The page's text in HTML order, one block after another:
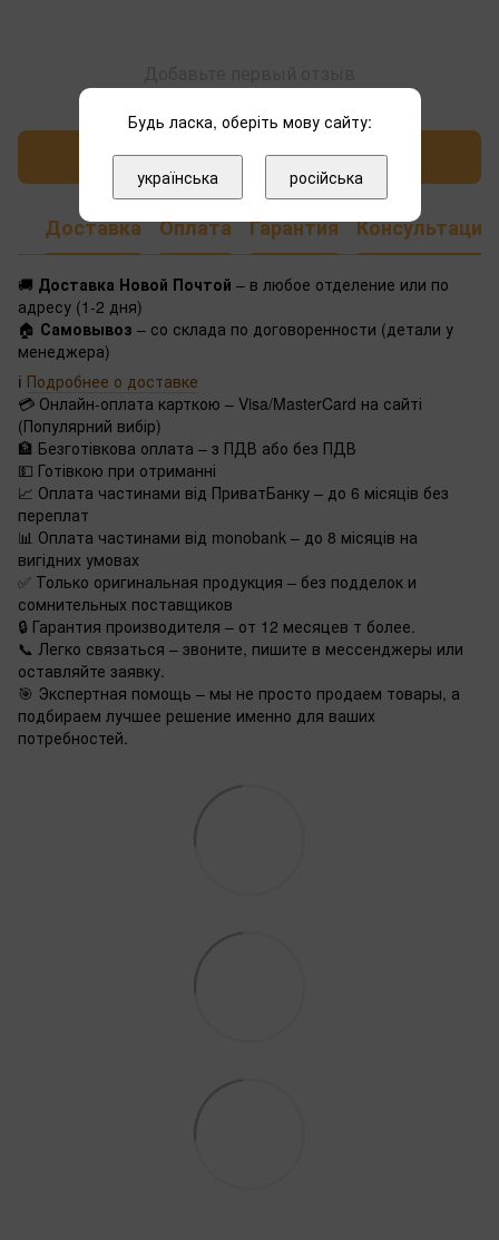
Написать отзыв
Доставка Оплата Гарантия Консультация
🚚 Доставка Новой Почтой – в любое отделение или по
адресу (1-2 дня)
🏠 Самовывоз – со склада по договоренности (детали у
менеджера)
ℹ️ Подробнее о доставке
💳 Онлайн-оплата карткою – Visa/MasterCard на сайті
(Популярний вибір)
🏦 Безготівкова оплата – з ПДВ або без ПДВ
💵 Готівкою при отриманні
📈 Оплата частинами від ПриватБанку – до 6 місяців без
переплат
📊 Оплата частинами від monobank – до 8 місяців на
вигідних умовах
✅ Только оригинальная продукция – без подделок и
сомнительных поставщиков
🔒 Гарантия производителя – от 12 месяцев т более.
📞 Легко связаться – звоните, пишите в мессенджеры или
оставляйте заявку.
🎯 Экспертная помощь – мы не просто продаем товары, а
подбираем лучшее решение именно для ваших
потребностей.
Будь ласка, оберіть мову сайту:
українська російська